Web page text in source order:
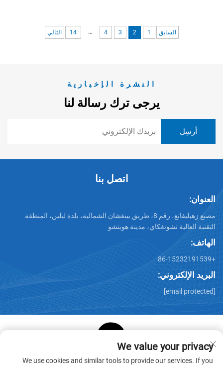
السابق 1
2
3
4
...
14 التالي
النشرة الإخبارية
يرجى ترك رسالة لنا
اتصل بنا
العنوان:
مصنع زهيليفانغ، رقم 8، طريق يينغشان الشمالية، بلدة ليلين، المنطقة
التقنية العالية تشونغكاي، مدينة هويتشو
الهاتف:
+86-15232191539
البريد الإلكتروني:
[email protected]
حقوق الطبع والنشر © شركة هويتشو ستار كيوب لمنتجات الورق
We value your privacy
We use cookies and similar tools to provide our services. If you